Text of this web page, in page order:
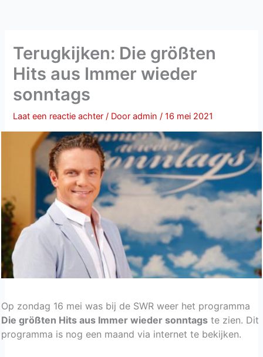
Terugkijken: Die größten
Hits aus Immer wieder
sonntags
Laat een reactie achter / Dooradmin/16 mei 2021
Op zondag 16 mei was bij de SWR weer het programma
Die größten Hits aus Immer wieder sonntags te zien. Dit
programma is nog een maand via internet te bekijken.